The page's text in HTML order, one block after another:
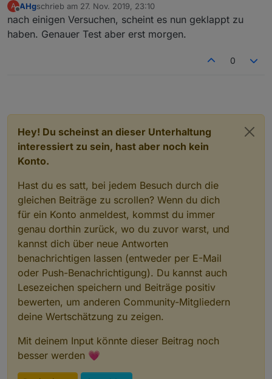
A
Offline
AHgschrieb am 27. Nov. 2019, 23:10
zuletzt editiert von
nach einigen Versuchen, scheint es nun geklappt zu
haben. Genauer Test aber erst morgen.
0
Hey! Du scheinst an dieser Unterhaltung
interessiert zu sein, hast aber noch kein
Konto.
Hast du es satt, bei jedem Besuch durch die
gleichen Beiträge zu scrollen? Wenn du dich
für ein Konto anmeldest, kommst du immer
genau dorthin zurück, wo du zuvor warst, und
kannst dich über neue Antworten
benachrichtigen lassen (entweder per E-Mail
oder Push-Benachrichtigung). Du kannst auch
Lesezeichen speichern und Beiträge positiv
bewerten, um anderen Community-Mitgliedern
deine Wertschätzung zu zeigen.
Mit deinem Input könnte dieser Beitrag noch
besser werden 💗